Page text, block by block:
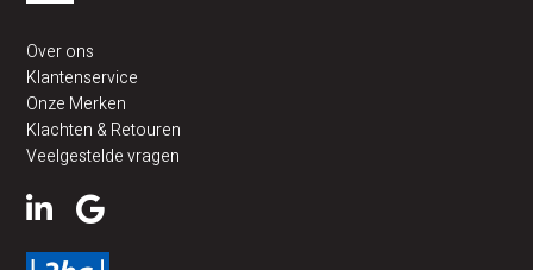
Over ons
Klantenservice
Onze Merken
Klachten & Retouren
Veelgestelde vragen